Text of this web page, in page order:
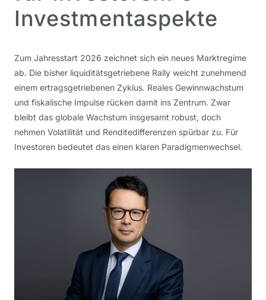
Investmentaspekte
Zum Jahresstart 2026 zeichnet sich ein neues Marktregime
ab. Die bisher liquiditätsgetriebene Rally weicht zunehmend
einem ertragsgetriebenen Zyklus. Reales Gewinnwachstum
und fiskalische Impulse rücken damit ins Zentrum. Zwar
bleibt das globale Wachstum insgesamt robust, doch
nehmen Volatilität und Renditedifferenzen spürbar zu. Für
Investoren bedeutet das einen klaren Paradigmenwechsel.